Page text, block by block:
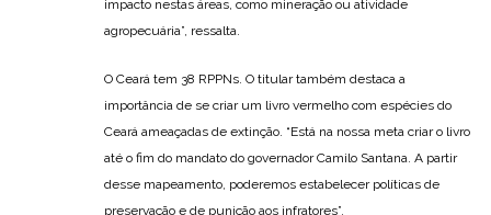
impacto nestas áreas, como mineração ou atividade
agropecuária”, ressalta.
O Ceará tem 38 RPPNs. O titular também destaca a
importância de se criar um livro vermelho com espécies do
Ceará ameaçadas de extinção. “Está na nossa meta criar o livro
até o fim do mandato do governador Camilo Santana. A partir
desse mapeamento, poderemos estabelecer políticas de
preservação e de punição aos infratores”.